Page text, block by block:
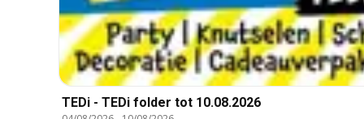
TEDi - TEDi folder tot 10.08.2026